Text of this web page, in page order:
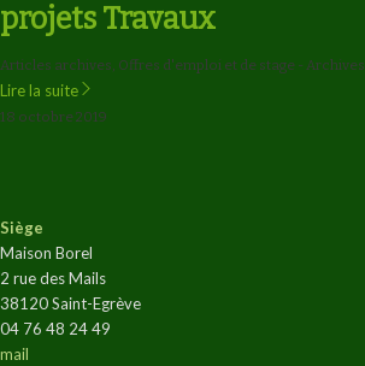
projets Travaux
Articles archives, Offres d'emploi et de stage - Archives
Lire la suite
18 octobre 2019
Siège
Maison Borel
2 rue des Mails
38120 Saint-Egrève
04 76 48 24 49
mail